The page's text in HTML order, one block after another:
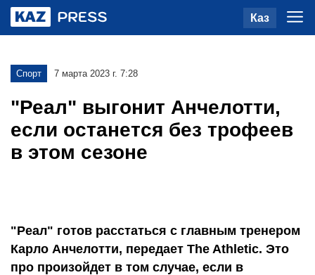
Каз
Спорт 7 марта 2023 г. 7:28
"Реал" выгонит Анчелотти,
если останется без трофеев
в этом сезоне
"Реал" готов расстаться с главным тренером
Карло Анчелотти, передает The Athletic. Это
про произойдет в том случае, если в